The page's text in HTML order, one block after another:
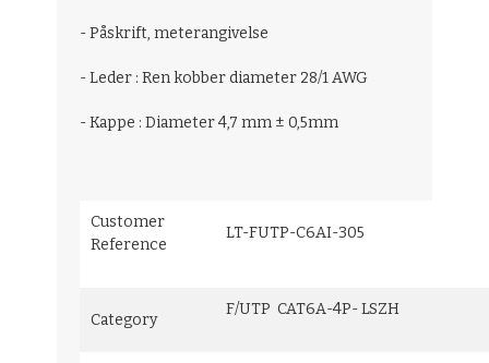
- Påskrift, meterangivelse
- Leder : Ren kobber diameter 28/1 AWG
- Kappe : Diameter 4,7 mm ± 0,5mm
Customer
Reference
LT-FUTP-C6AI-305
Category
F/UTP CAT6A-4P- LSZH